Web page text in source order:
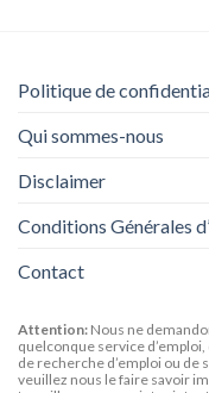
Politique de
Qui sommes-nous
Disclaimer
Conditions Générales
Contact
Attention: Nous ne
quelconque service d’emploi,
de recherche d’emploi ou de
veuillez nous le faire savoir